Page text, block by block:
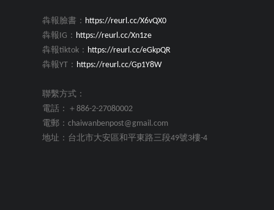
犇報臉書： https://reurl.cc/X6vQX0
犇報IG： https://reurl.cc/Xn1ze
犇報tiktok： https://reurl.cc/eGkpQR
犇報YT： https://reurl.cc/Gp1Y8W
聯繫方式：
電話：＋886-2-27080002
電郵：chaiwanbenpost@gmail.com
地址：台北市大安區和平東路三段49號3樓-4